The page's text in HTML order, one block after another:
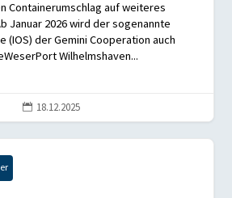
Containerumschlag auf weiteres
Januar 2026 wird der sogenannte
(IOS) der Gemini Cooperation auch
Wilhelmshaven...
 18.12.2025